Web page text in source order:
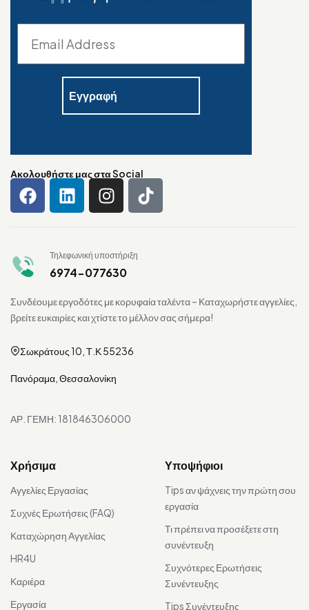
Ακολουθήστε μας στα Social
Τηλεφωνική υποστήριξη
6974-077630
Συνδέουμε εργοδότες με κορυφαία ταλέντα – Καταχωρήστε αγγελίες,
βρείτε ευκαιρίες και χτίστε το μέλλον σας σήμερα!
Σωκράτους 10, Τ.Κ 55236
Πανόραμα, Θεσσαλονίκη
ΑΡ. ΓΕΜΗ: 181846306000
Χρήσιμα
Αγγελίες Εργασίας
Συχνές Ερωτήσεις (FAQ)
Καταχώρηση Αγγελίας
HR4U
Καριέρα
Εργασία
Υποψήφιοι
Tips αν ψάχνεις την πρώτη σου
εργασία
Τι πρέπει να προσέξετε στη
συνέντευξη
Συχνότερες Ερωτήσεις
Συνέντευξης
Tips Συνέντευξης